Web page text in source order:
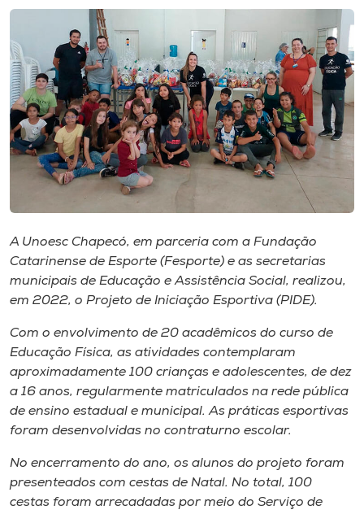
Biblioteca
Editora
Rádio
Museu
Unoesc
Store
Selecione
o idioma
A Unoesc Chapecó, em parceria com a Fundação
Catarinense de Esporte (Fesporte) e as secretarias
municipais de Educação e Assistência Social, realizou,
em 2022, o Projeto de Iniciação Esportiva (PIDE).
Com o envolvimento de 20 acadêmicos do curso de
Educação Física, as atividades contemplaram
aproximadamente 100 crianças e adolescentes, de dez
a 16 anos, regularmente matriculados na rede pública
de ensino estadual e municipal. As práticas esportivas
foram desenvolvidas no contraturno escolar.
No encerramento do ano, os alunos do projeto foram
presenteados com cestas de Natal. No total, 100
cestas foram arrecadadas por meio do Serviço de